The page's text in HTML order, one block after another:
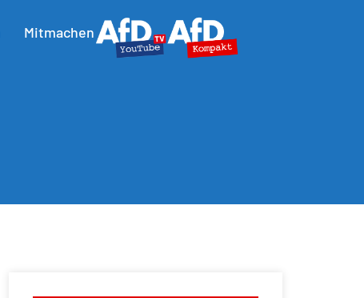
Mitmachen